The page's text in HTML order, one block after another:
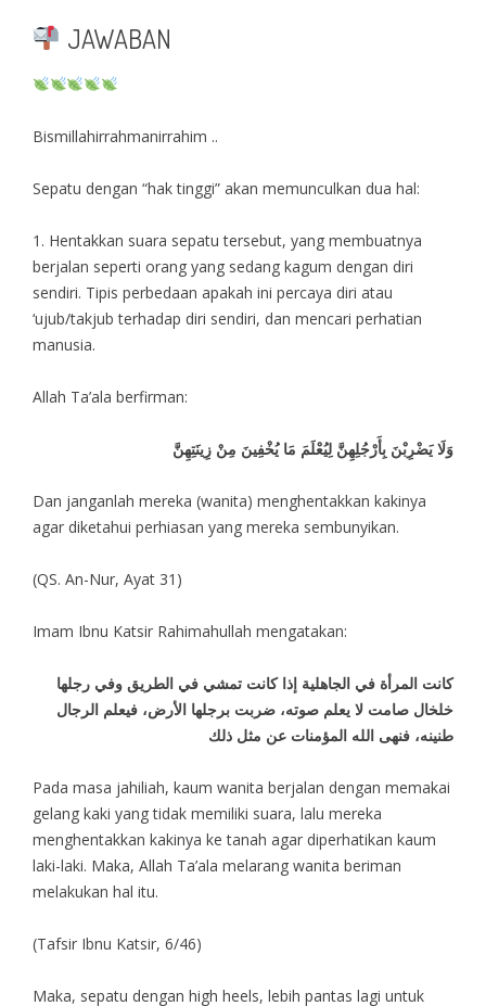
JAWABAN
Bismillahirrahmanirrahim ..
Sepatu dengan “hak tinggi” akan memunculkan dua hal:
1. Hentakkan suara sepatu tersebut, yang membuatnya
berjalan seperti orang yang sedang kagum dengan diri
sendiri. Tipis perbedaan apakah ini percaya diri atau
‘ujub/takjub terhadap diri sendiri, dan mencari perhatian
manusia.
Allah Ta’ala berfirman:
وَلَا يَضْرِبْنَ بِأَرْجُلِهِنَّ لِيُعْلَمَ مَا يُخْفِينَ مِنْ زِينَتِهِنَّ
Dan janganlah mereka (wanita) menghentakkan kakinya
agar diketahui perhiasan yang mereka sembunyikan.
(QS. An-Nur, Ayat 31)
Imam Ibnu Katsir Rahimahullah mengatakan:
كانت المرأة في الجاهلية إذا كانت تمشي في الطريق وفي رجلها
خلخال صامت لا يعلم صوته، ضربت برجلها الأرض، فيعلم الرجال
طنينه، فنهى الله المؤمنات عن مثل ذلك
Pada masa jahiliah, kaum wanita berjalan dengan memakai
gelang kaki yang tidak memiliki suara, lalu mereka
menghentakkan kakinya ke tanah agar diperhatikan kaum
laki-laki. Maka, Allah Ta’ala melarang wanita beriman
melakukan hal itu.
(Tafsir Ibnu Katsir, 6/46)
Maka, sepatu dengan high heels, lebih pantas lagi untuk